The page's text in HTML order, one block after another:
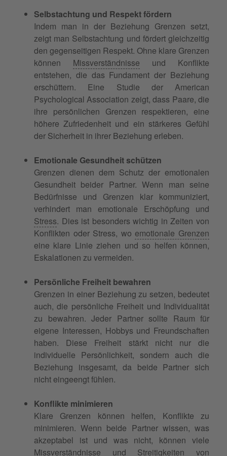
Selbstachtung und Respekt fördern
Indem man in der Beziehung Grenzen setzt,
zeigt man Selbstachtung und fördert gleichzeitig
den gegenseitigen Respekt. Ohne klare Grenzen
können Missverständnisse und Konflikte
entstehen, die das Fundament der Beziehung
erschüttern. Eine Studie der American
Psychological Association zeigt, dass Paare, die
ihre persönlichen Grenzen respektieren, eine
höhere Zufriedenheit und ein stärkeres Gefühl
der Sicherheit in ihrer Beziehung erleben.
Emotionale Gesundheit schützen
Grenzen dienen dem Schutz der emotionalen
Gesundheit beider Partner. Wenn man seine
Bedürfnisse und Grenzen klar kommuniziert,
verhindert man emotionale Erschöpfung und
Stress. Dies ist besonders wichtig in Zeiten von
Konflikten oder Stress, wo emotionale Grenzen
eine klare Linie ziehen und so helfen können,
Eskalationen zu vermeiden.
Persönliche Freiheit bewahren
Grenzen in einer Beziehung zu setzen, bedeutet
auch, die persönliche Freiheit und Individualität
zu bewahren. Jeder Partner sollte Raum für
eigene Interessen, Hobbys und Freundschaften
haben. Diese Freiheit stärkt nicht nur die
individuelle Persönlichkeit, sondern auch die
Beziehung insgesamt, da beide Partner sich
nicht eingeengt fühlen.
Konflikte minimieren
Klare Grenzen können helfen, Konflikte zu
minimieren. Wenn beide Partner wissen, was
akzeptabel ist und was nicht, können viele
Missverständnisse und Streitigkeiten von